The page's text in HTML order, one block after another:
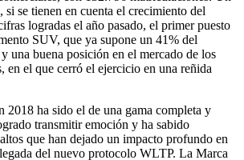
si se tienen en cuenta el crecimiento del
logradas el año pasado, el primer puesto
SUV, que ya supone un 41% del
una buena posición en el mercado de los
en el que cerró el ejercicio en una reñida
2018 ha sido el de una gama completa y
transmitir emoción y ha sabido
que han dejado un impacto profundo en
del nuevo protocolo WLTP. La Marca